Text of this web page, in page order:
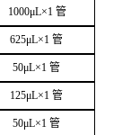
1000μL×1 管
625μL×1 管
50μL×1 管
125μL×1管
50μL×1 管